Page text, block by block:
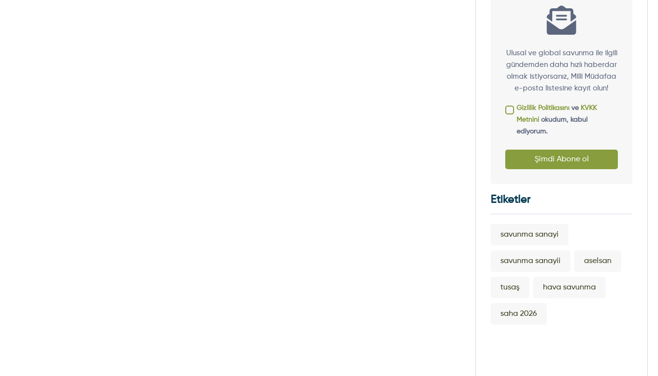
Ulusal ve global savunma ile ilgili
gündemden daha hızlı haberdar
olmak istiyorsanız, Milli Müdafaa
e-posta listesine kayıt olun!
Gizlilik Politikasını ve KVKK
Metnini okudum, kabul
ediyorum.
Şimdi Abone ol
Etiketler
savunma sanayi
savunma sanayii aselsan
tusaş hava savunma
saha 2026